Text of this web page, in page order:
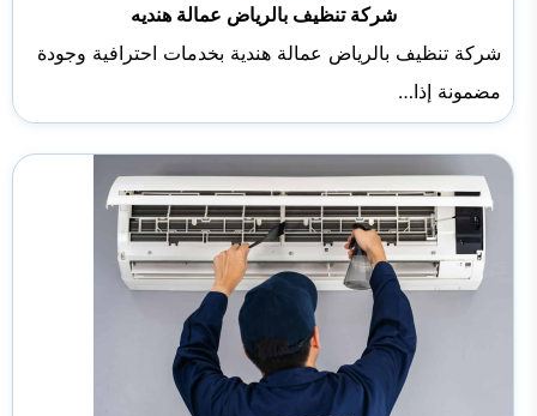
شركة تنظيف بالرياض عمالة هنديه
شركة تنظيف بالرياض عمالة هندية بخدمات احترافية وجودة
مضمونة إذا…